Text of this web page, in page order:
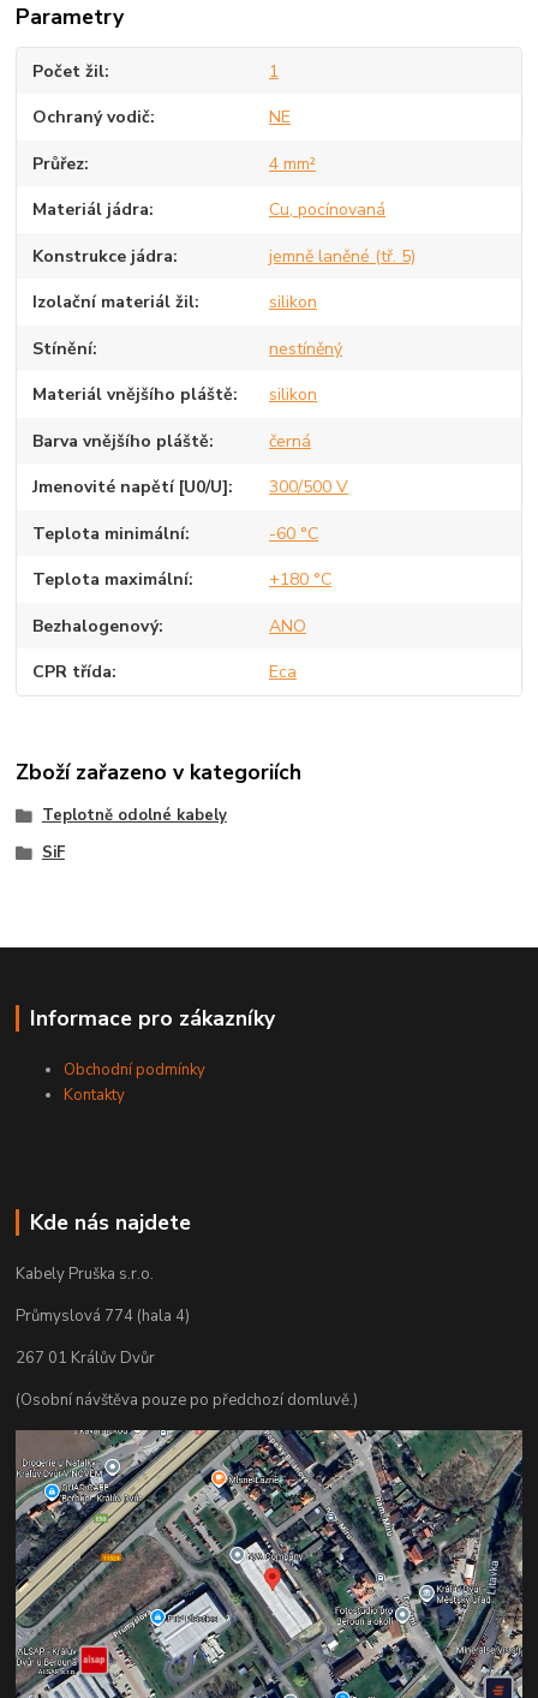
Parametry
Počet žil 1
Ochraný vodič NE
Průřez 4 mm²
Materiál jádra Cu, pocínovaná
Konstrukce jádra jemně laněné (tř. 5)
Izolační materiál žil silikon
Stínění nestíněný
Materiál vnějšího pláště silikon
Barva vnějšího pláště černá
Jmenovité napětí [U0/U] 300/500 V
Teplota minimální -60 °C
Teplota maximální +180 °C
Bezhalogenový ANO
CPR třída Eca
Zboží zařazeno v kategoriích
Teplotně odolné kabely
SiF
Informace pro zákazníky
Obchodní podmínky
Kontakty
Kde nás najdete
Kabely Pruška s.r.o.
Průmyslová 774 (hala 4)
267 01 Králův Dvůr
(Osobní návštěva pouze po předchozí domluvě.)